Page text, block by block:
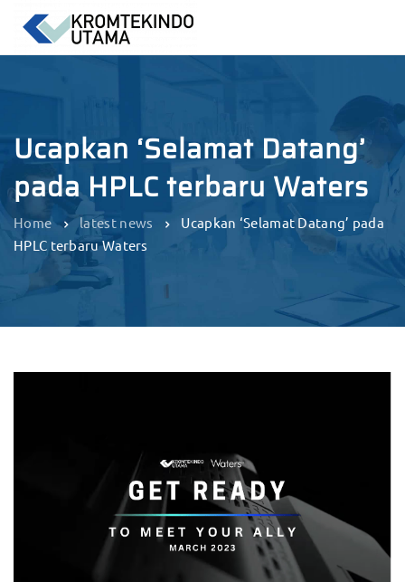
Ucapkan ‘Selamat Datang’
pada HPLC terbaru Waters
Home latest news
Ucapkan ‘Selamat Datang’ pada
HPLC terbaru Waters